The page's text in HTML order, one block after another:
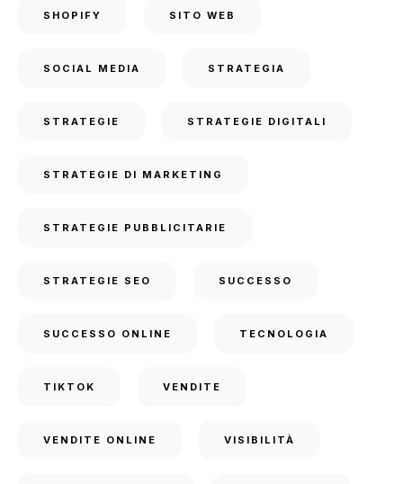
SHOPIFY SITO WEB
SOCIAL MEDIA STRATEGIA
STRATEGIE STRATEGIE DIGITALI
STRATEGIE DI MARKETING
STRATEGIE PUBBLICITARIE
STRATEGIE SEO SUCCESSO
SUCCESSO ONLINE TECNOLOGIA
TIKTOK VENDITE
VENDITE ONLINE VISIBILITÀ